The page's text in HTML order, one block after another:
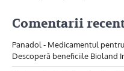
Comentarii
Panadol - Medicamentul
Descoperă beneficiile Bioland